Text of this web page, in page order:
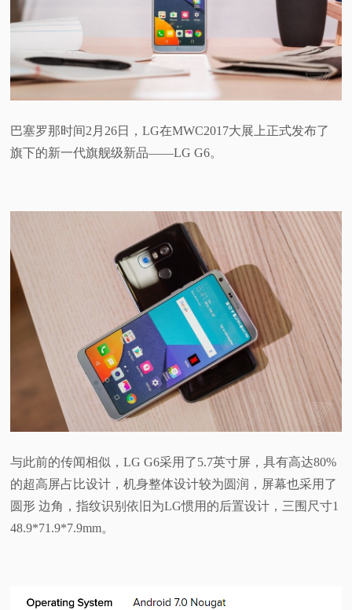
评
测
频
体
巴塞罗那时间2月26日，LG在MWC2017大展上正式发布了
旗下的新一代旗舰级新品——LG G6。
与此前的传闻相似，LG G6采用了5.7英寸屏，具有高达80%
的超高屏占比设计，机身整体设计较为圆润，屏幕也采用了
圆形 边角，指纹识别依旧为LG惯用的后置设计，三围尺寸1
48.9*71.9*7.9mm。